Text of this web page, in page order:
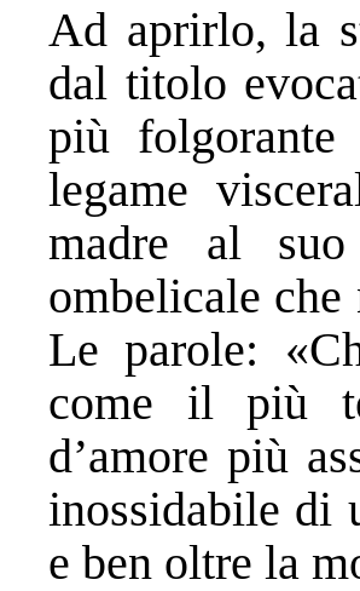
Ad aprirlo, la
dal titolo
più
legame
madre al
ombelicale che
Le parole:
come il più
d’amore più
inossidabile di
e ben oltre la